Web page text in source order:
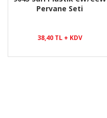
Pervane Seti
38,40 TL + KDV